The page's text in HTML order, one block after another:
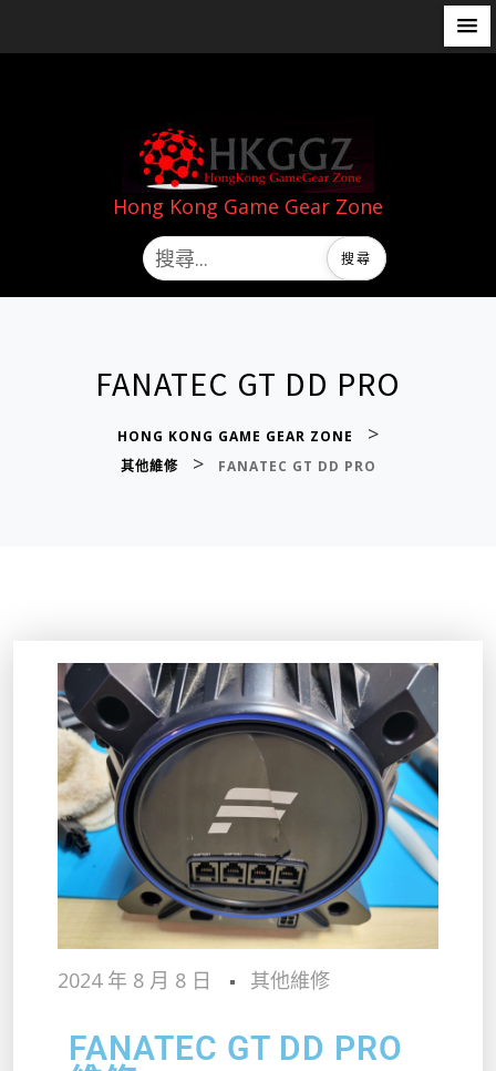
Hong Kong Game Gear Zone
FANATEC GT DD PRO
HONG KONG GAME GEAR ZONE >
其他維修 > FANATEC GT DD PRO
2024 年 8 月 8 日 其他維修
FANATEC GT DD PRO